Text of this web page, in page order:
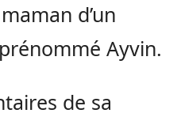
d’un
Ayvin.
de sa